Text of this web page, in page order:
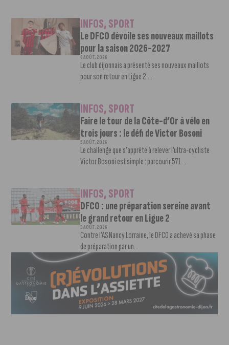
INFOS,SPORT
Le DFCO dévoile ses nouveaux maillots
pour la saison 2026-2027
6 AOÛT, 2026
Le club dijonnais a présenté ses nouveaux maillots
pour son retour en Ligue 2....
INFOS,SPORT
Faire le tour de la Côte-d’Or à vélo en
trois jours : le défi de Victor Bosoni
5 AOÛT, 2026
Le challenge que s’apprête à relever l’ultra-cycliste
Victor Bosoni est simple : parcourir 571...
INFOS,SPORT
DFCO : une préparation sereine avant
le grand retour en Ligue 2
3 AOÛT, 2026
Contre l’AS Nancy Lorraine, le DFCO a achevé sa phase
de préparation par un...